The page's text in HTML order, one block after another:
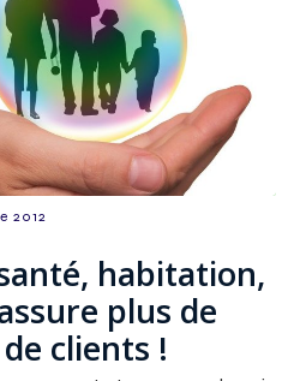
2012
habitation,
plus de
clients !